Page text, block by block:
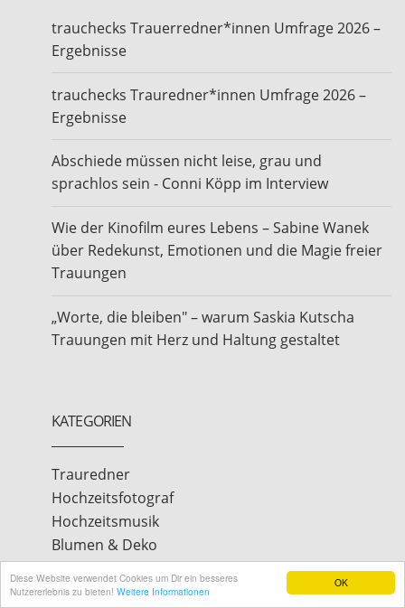
OK
Diese Website verwendet Cookies um Dir ein besseres
Nutzererlebnis zu bieten! Weitere Informationen
trauchecks Trauerredner*innen Umfrage 2026 –
Ergebnisse
trauchecks Trauredner*innen Umfrage 2026 –
Ergebnisse
Abschiede müssen nicht leise, grau und
sprachlos sein - Conni Köpp im Interview
Wie der Kinofilm eures Lebens – Sabine Wanek
über Redekunst, Emotionen und die Magie freier
Trauungen
„Worte, die bleiben" – warum Saskia Kutscha
Trauungen mit Herz und Haltung gestaltet
KATEGORIEN
Trauredner
Hochzeitsfotograf
Hochzeitsmusik
Blumen & Deko
Hochzeitsplaner
Videografen